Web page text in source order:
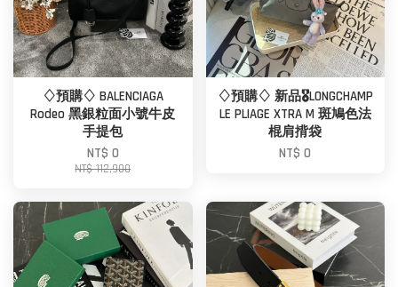
♢預購♢ BALENCIAGA
Rodeo 黑銀粒面小號牛皮
手提包
NT$ 0
NT$ 112,900
♢預購♢ 新品🎖️LONGCHAMP
LE PLIAGE XTRA M 斑鳩色法
棍肩揹袋
NT$ 0